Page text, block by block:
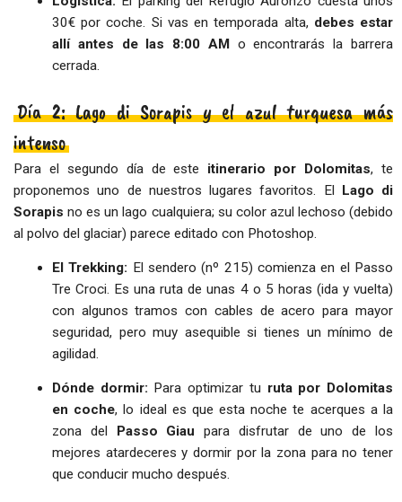
30€ por coche. Si vas en temporada alta, debes estar
allí antes de las 8:00 AMo encontrarás la barrera
cerrada.
Día 2: Lago di Sorapis y el azul turquesa más
intenso
Para el segundo día de este itinerario por Dolomitas, te
proponemos uno de nuestros lugares favoritos. El Lago di
Sorapis no es un lago cualquiera; su color azul lechoso (debido
al polvo del glaciar) parece editado con Photoshop.
El Trekking: El sendero (nº 215) comienza en el Passo
Tre Croci. Es una ruta de unas 4 o 5 horas (ida y vuelta)
con algunos tramos con cables de acero para mayor
seguridad, pero muy asequible si tienes un mínimo de
agilidad.
Dónde dormir: Para optimizar tu ruta por Dolomitas
en coche, lo ideal es que esta noche te acerques a la
zona del Passo Giau para disfrutar de uno de los
mejores atardeceres y dormir por la zona para no tener
que conducir mucho después.